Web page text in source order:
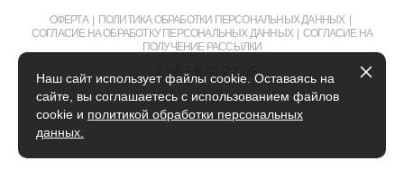
ОФЕРТА| ПОЛИТИКА ОБРАБОТКИ ПЕРСОНАЛЬНЫХ ДАННЫХ |
СОГЛАСИЕ НА ОБРАБОТКУ ПЕРСОНАЛЬНЫХ ДАННЫХ | СОГЛАСИЕ НА
ПОЛУЧЕНИЕ РАССЫЛКИ
+7 963 670 22 05
Наш сайт использует файлы cookie. Оставаясь на
сайте, вы соглашаетесь с использованием файлов
cookie и политикой обработки персональных
данных.